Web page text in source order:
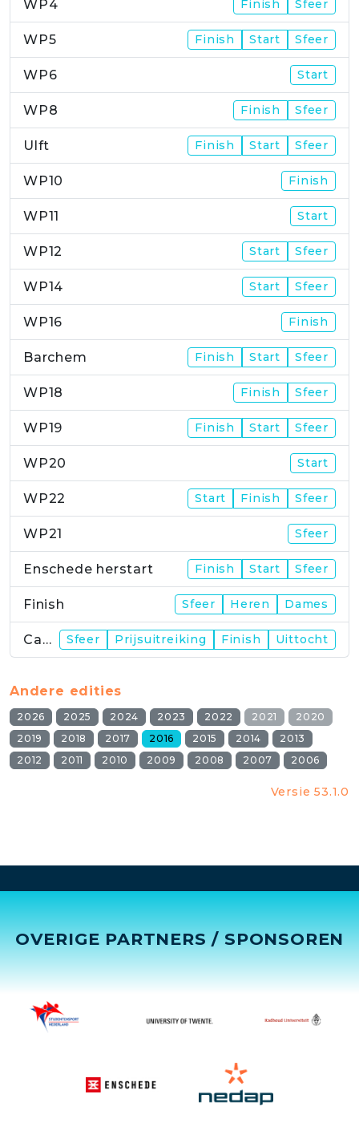
WP4 Finish Sfeer
WP5 Finish Start Sfeer
WP6 Start
WP8 Finish Sfeer
Ulft Finish Start Sfeer
WP10 Finish
WP11 Start
WP12 Start Sfeer
WP14 Start Sfeer
WP16 Finish
Barchem Finish Start Sfeer
WP18 Finish Sfeer
WP19 Finish Start Sfeer
WP20 Start
WP22 Start Finish Sfeer
WP21 Sfeer
Enschede herstart Finish Start Sfeer
Finish Sfeer Heren Dames
Campus Sfeer Prijsuitreiking Finish Uittocht
Andere edities
2026 2025 2024 2023 2022 2021
2020
2019
2018 2017 2016 2015 2014
2013
2012
2011 2010 2009 2008 2007 2006
Versie 53.1.0
OVERIGE PARTNERS / SPONSOREN